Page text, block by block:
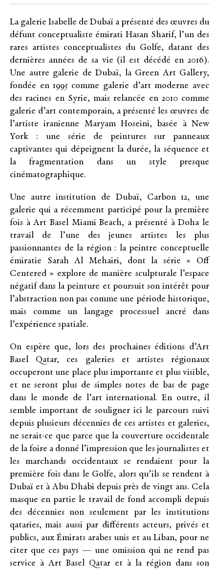
La galerie Isabelle de Dubaï a présenté des œuvres du
défunt conceptualiste émirati Hasan Sharif, l’un des
rares artistes conceptualistes du Golfe, datant des
dernières années de sa vie (il est décédé en 2016).
Une autre galerie de Dubaï, la Green Art Gallery,
fondée en 1995 comme galerie d’art moderne avec
des racines en Syrie, mais relancée en 2010 comme
galerie d’art contemporain, a présenté les œuvres de
l’artiste iranienne Maryam Hoseini, basée à New
York : une série de peintures sur panneaux
captivantes qui dépeignent la durée, la séquence et
la fragmentation dans un style presque
cinématographique.
Une autre institution de Dubaï, Carbon 12, une
galerie qui a récemment participé pour la première
fois à Art Basel Miami Beach, a présenté à Doha le
travail de l’une des jeunes artistes les plus
passionnantes de la région : la peintre conceptuelle
émiratie Sarah Al Mehairi, dont la série « Off
Centered » explore de manière sculpturale l’espace
négatif dans la peinture et poursuit son intérêt pour
l’abstraction non pas comme une période historique,
mais comme un langage processuel ancré dans
l’expérience spatiale.
On espère que, lors des prochaines éditions d’Art
Basel Qatar, ces galeries et artistes régionaux
occuperont une place plus importante et plus visible,
et ne seront plus de simples notes de bas de page
dans le monde de l’art international. En outre, il
semble important de souligner ici le parcours suivi
depuis plusieurs décennies de ces artistes et galeries,
ne serait-ce que parce que la couverture occidentale
de la foire a donné l’impression que les journalistes et
les marchands occidentaux se rendaient pour la
première fois dans le Golfe, alors qu’ils se rendent à
Dubaï et à Abu Dhabi depuis près de vingt ans. Cela
masque en partie le travail de fond accompli depuis
des décennies non seulement par les institutions
qataries, mais aussi par différents acteurs, privés et
publics, aux Émirats arabes unis et au Liban, pour ne
citer que ces pays — une omission qui ne rend pas
service à Art Basel Qatar et à la région dans son